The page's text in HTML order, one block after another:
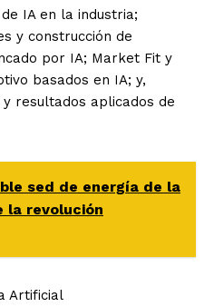
IA en la industria;
y construcción de
por IA; Market Fit y
basados en IA; y,
resultados aplicados de
sed de energía de la
la revolución